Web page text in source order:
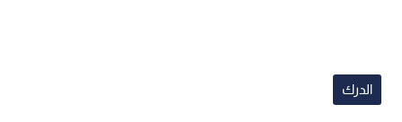
الدرك